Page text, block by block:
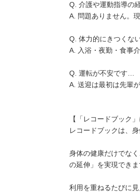
Q. 介護や運動指導の
A. 問題ありません。
Q. 体力的にきつくな
A. 入浴・夜勤・食事
Q. 運転が不安です…
A. 送迎は最初は先輩
【「レコードブック」
レコードブックは、
身体の健康だけでな
の延伸」を実現できま
利用を重ねるたびに